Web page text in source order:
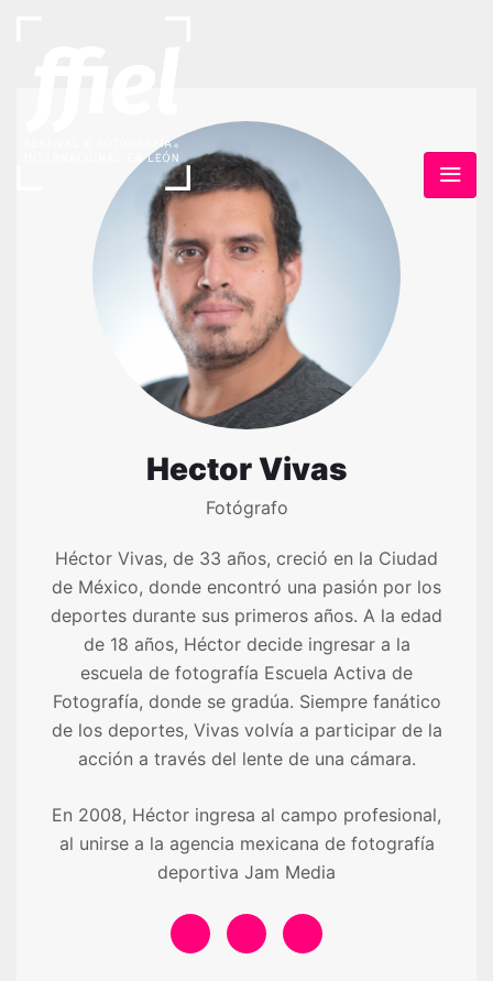
Hector Vivas
Fotógrafo
Héctor Vivas, de 33 años, creció en la Ciudad
de México, donde encontró una pasión por los
deportes durante sus primeros años. A la edad
de 18 años, Héctor decide ingresar a la
escuela de fotografía Escuela Activa de
Fotografía, donde se gradúa. Siempre fanático
de los deportes, Vivas volvía a participar de la
acción a través del lente de una cámara.
En 2008, Héctor ingresa al campo profesional,
al unirse a la agencia mexicana de fotografía
deportiva Jam Media